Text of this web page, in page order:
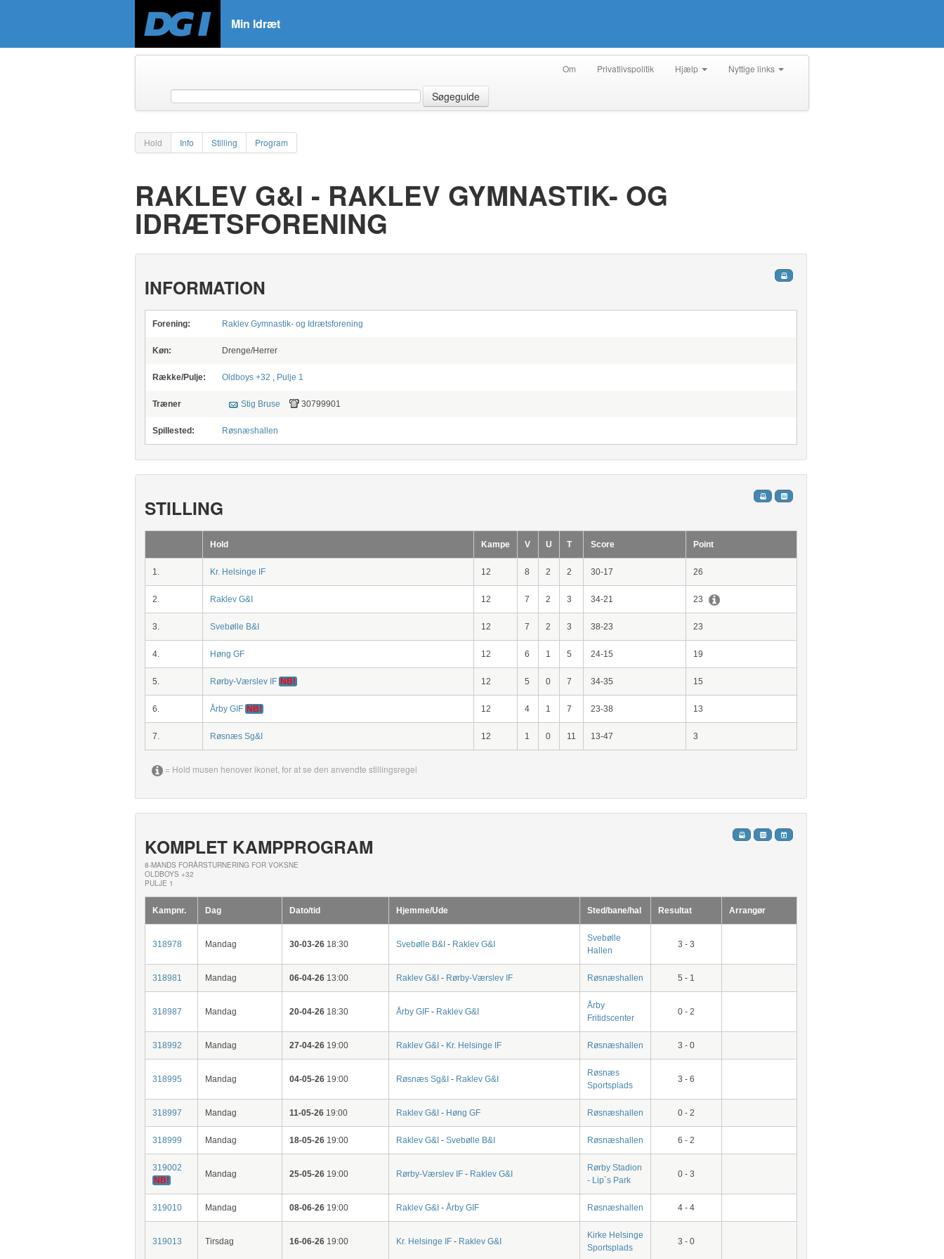
Min Idræt
Om Privatlivspolitik Hjælp Nyttige links
Søgeguide
Hold Info Stilling Program
RAKLEV G&I - RAKLEV GYMNASTIK- OG
IDRÆTSFORENING
INFORMATION
Forening: Raklev Gymnastik- og Idrætsforening
Køn: Drenge/Herrer
Række/Pulje: Oldboys +32 , Pulje 1
Træner Stig Bruse 30799901
Spillested: Røsnæshallen
STILLING
Hold Kampe V U T Score Point
1. Kr. Helsinge IF 12 8 2 2 30-17 26
2. Raklev G&I 12 7 2 3 34-21 23
3. Svebølle B&I 12 7 2 3 38-23 23
4. Høng GF 12 6 1 5 24-15 19
5. Rørby-Værslev IF NB! 12 5 0 7 34-35 15
6. Årby GIF NB! 12 4 1 7 23-38 13
7. Røsnæs Sg&I 12 1 0 11 13-47 3
= Hold musen henover ikonet, for at se den anvendte stillingsregel
KOMPLET KAMPPROGRAM
8-MANDS FORÅRSTURNERING FOR VOKSNE
OLDBOYS +32
PULJE 1
Kampnr. Dag Dato/tid Hjemme/Ude Sted/bane/hal Resultat Arrangør
318978 Mandag 30-03-2618:30 Svebølle B&I- Raklev G&I
Svebølle
Hallen
3 - 3
318981 Mandag 06-04-2613:00 Raklev G&I- Rørby-Værslev IF Røsnæshallen 5 - 1
318987 Mandag 20-04-2618:30 Årby GIF- Raklev G&I
Årby
Fritidscenter
0 - 2
318992 Mandag 27-04-2619:00 Raklev G&I- Kr. Helsinge IF Røsnæshallen 3 - 0
318995 Mandag 04-05-2619:00 Røsnæs Sg&I - Raklev G&I
Røsnæs
Sportsplads
3 - 6
318997 Mandag 11-05-2619:00 Raklev G&I- Høng GF Røsnæshallen 0 - 2
318999 Mandag 18-05-2619:00 Raklev G&I- Svebølle B&I Røsnæshallen 6 - 2
319002
NB!
Mandag 25-05-2619:00 Rørby-Værslev IF- Raklev G&I
Rørby Stadion
- Lip´s Park
0 - 3
319010 Mandag 08-06-2619:00 Raklev G&I- Årby GIF Røsnæshallen 4 - 4
319013 Tirsdag 16-06-2619:00 Kr. Helsinge IF- Raklev G&I
Kirke Helsinge
Sportsplads
3 - 0